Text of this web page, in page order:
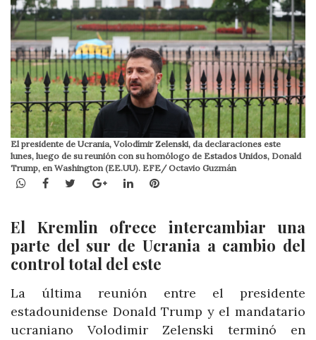
El presidente de Ucrania, Volodímir Zelenski, da declaraciones este
lunes, luego de su reunión con su homólogo de Estados Unidos, Donald
Trump, en Washington (EE.UU). EFE/ Octavio Guzmán
WhatsApp
Facebook
TwitterGoogle+LinkedInPinterest
El Kremlin ofrece intercambiar una
parte del sur de Ucrania a cambio del
control total del este
La última reunión entre el presidente
estadounidense Donald Trump y el mandatario
ucraniano Volodimir Zelenski terminó en